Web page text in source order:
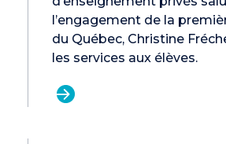
l’engagement de la
du Québec, Christine
les services aux élèves.